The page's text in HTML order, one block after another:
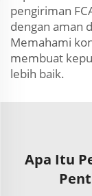
pengiriman
dengan aman
Memahami
membuat
lebih baik.
Apa Itu